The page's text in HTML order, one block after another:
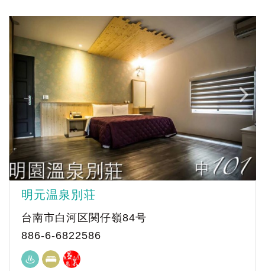
明元温泉別荘
台南市白河区関仔嶺84号
886-6-6822586